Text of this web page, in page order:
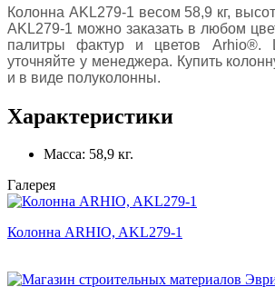
Колонна AKL279-1 весом 58,9 кг,
AKL279-1 можно заказать в любом
палитры фактур и цветов Arhio®.
уточняйте у менеджера. Купить
и в виде полуколонны.
Характеристики
Масса: 58,9 кг.
Галерея
Колонна ARHIO, AKL279-1